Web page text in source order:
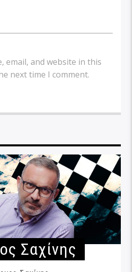
email, and website in this
next time I comment.
Σαχίνης